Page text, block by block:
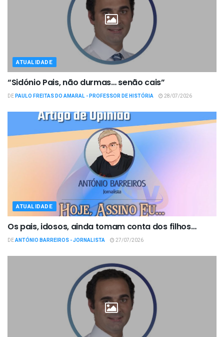
ATUALIDADE
“Sidónio Pais, não durmas… senão cais”
DEPAULO FREITAS DO AMARAL - PROFESSOR DE HISTÓRIA 28/07/2026
ATUALIDADE
Os pais, idosos, ainda tomam conta dos filhos…
DEANTÓNIO BARREIROS - JORNALISTA 27/07/2026